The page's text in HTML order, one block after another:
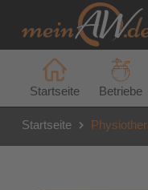
Startseite Betriebe
Startseite